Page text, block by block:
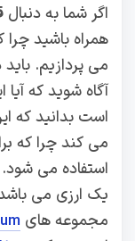
اگر شما به
همراه باشید
می پردازیم.
آگاه شوید که آیا
است بدانید که
می کند چرا که
یک ارزی می
مجموعه های